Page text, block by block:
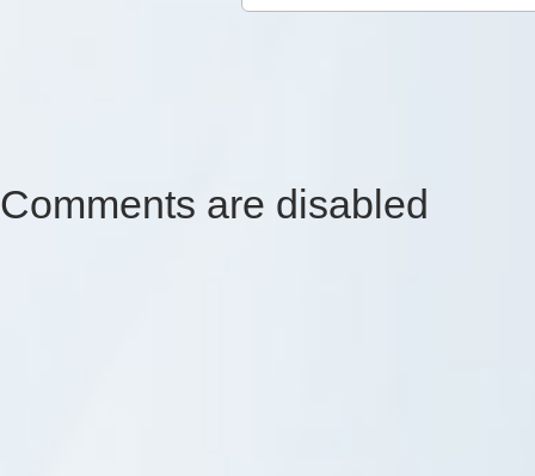
Comments are disabled